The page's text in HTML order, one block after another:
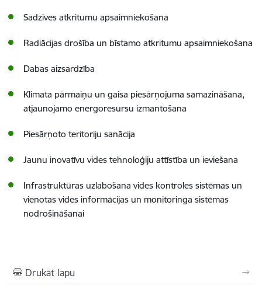
Sadzīves atkritumu apsaimniekošana
Radiācijas drošība un bīstamo atkritumu apsaimniekošana
Dabas aizsardzība
Klimata pārmaiņu un gaisa piesārņojuma samazināšana,
atjaunojamo energoresursu izmantošana
Piesārņoto teritoriju sanācija
Jaunu inovatīvu vides tehnoloģiju attīstība un ieviešana
Infrastruktūras uzlabošana vides kontroles sistēmas un
vienotas vides informācijas un monitoringa sistēmas
nodrošināšanai
Drukāt lapu